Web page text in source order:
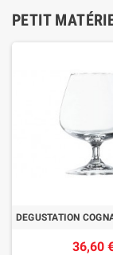
PETIT
36,60